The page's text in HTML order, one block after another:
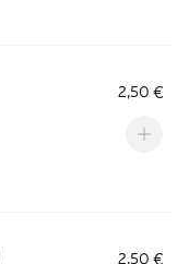
2,50 €
2,50 €